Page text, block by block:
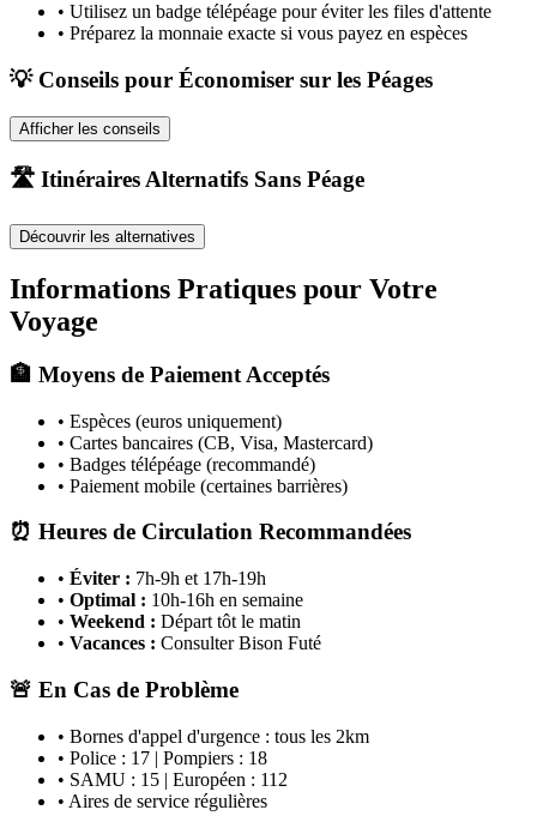
• Utilisez un badge télépéage pour éviter les files d'attente
• Préparez la monnaie exacte si vous payez en espèces
💡 Conseils pour Économiser sur les Péages
Afficher les conseils
🛣️ Itinéraires Alternatifs Sans Péage
Découvrir les alternatives
Informations Pratiques pour Votre
Voyage
🏦 Moyens de Paiement Acceptés
• Espèces (euros uniquement)
• Cartes bancaires (CB, Visa, Mastercard)
• Badges télépéage (recommandé)
• Paiement mobile (certaines barrières)
⏰ Heures de Circulation Recommandées
• Éviter : 7h-9h et 17h-19h
• Optimal : 10h-16h en semaine
• Weekend : Départ tôt le matin
• Vacances : Consulter Bison Futé
🚨 En Cas de Problème
• Bornes d'appel d'urgence : tous les 2km
• Police : 17 | Pompiers : 18
• SAMU : 15 | Européen : 112
• Aires de service régulières